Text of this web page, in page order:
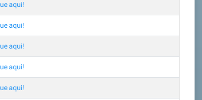
aqui!
aqui!
aqui!
aqui!
aqui!